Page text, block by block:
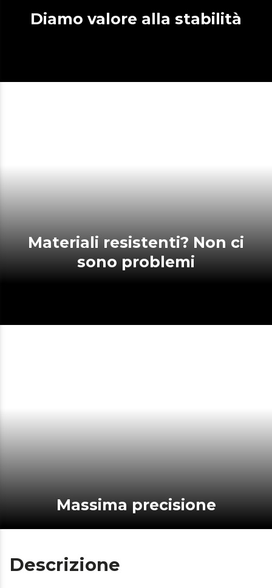
Diamo valore alla stabilità
Materiali resistenti? Non ci
sono problemi
Massima precisione
Descrizione